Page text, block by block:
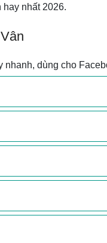
hay nhất 2026.
dùng cho